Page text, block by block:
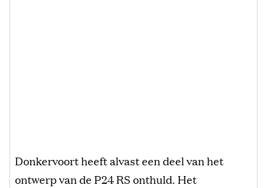
Donkervoort heeft alvast een deel van het
ontwerp van de P24 RS onthuld. Het